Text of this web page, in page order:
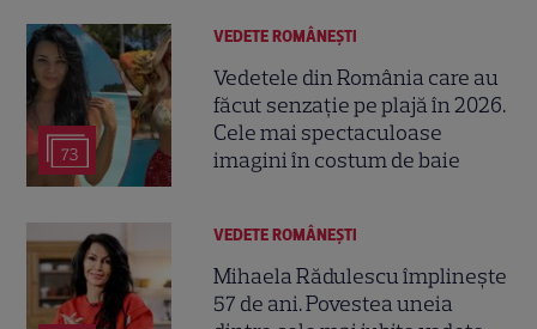
73
VEDETE ROMÂNEŞTI
Vedetele din România care au
făcut senzație pe plajă în 2026.
Cele mai spectaculoase
imagini în costum de baie
VEDETE ROMÂNEŞTI
Mihaela Rădulescu împlinește
57 de ani. Povestea uneia